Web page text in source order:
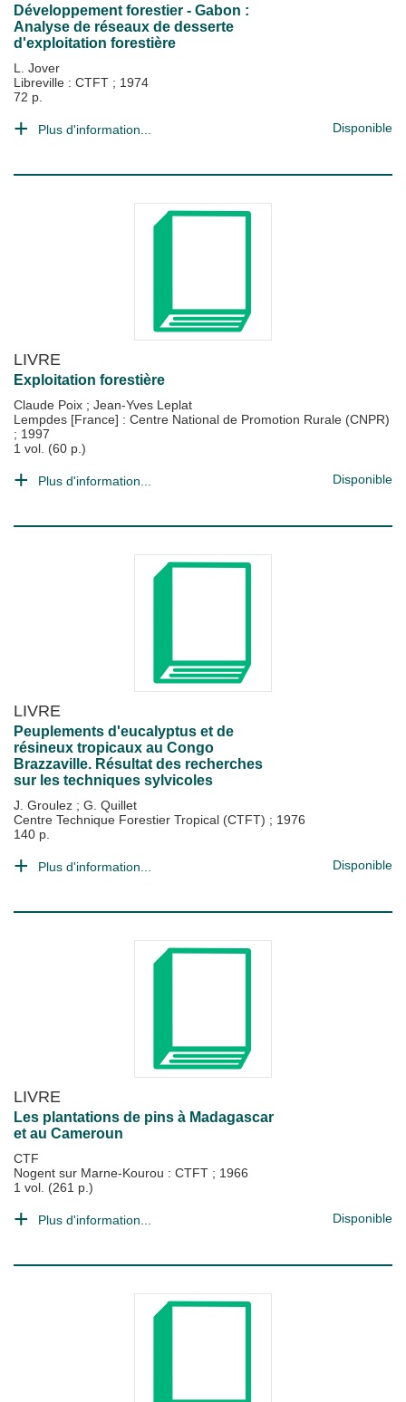
Développement forestier - Gabon :
Analyse de réseaux de desserte
d'exploitation forestière
L. Jover
Libreville : CTFT ; 1974
72 p.
Plus d'information... Disponible
LIVRE
Exploitation forestière
Claude Poix ; Jean-Yves Leplat
Lempdes [France] : Centre National de Promotion Rurale (CNPR)
; 1997
1 vol. (60 p.)
Plus d'information... Disponible
LIVRE
Peuplements d'eucalyptus et de
résineux tropicaux au Congo
Brazzaville. Résultat des recherches
sur les techniques sylvicoles
J. Groulez ; G. Quillet
Centre Technique Forestier Tropical (CTFT) ; 1976
140 p.
Plus d'information... Disponible
LIVRE
Les plantations de pins à Madagascar
et au Cameroun
CTF
Nogent sur Marne-Kourou : CTFT ; 1966
1 vol. (261 p.)
Plus d'information... Disponible